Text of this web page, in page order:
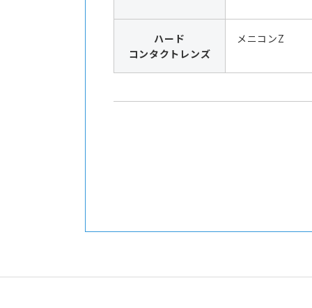
ハード
コンタクトレンズ
メニコンZ